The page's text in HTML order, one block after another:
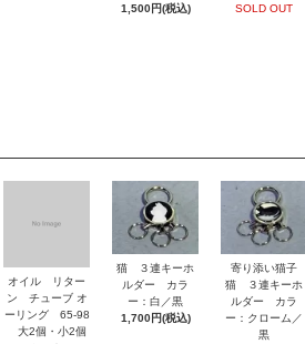
1,500円(税込)
SOLD OUT
オイル リター
ン チューブ オ
ーリング 65-98
大2個・小2個
猫 ３連キーホ
ルダー カラ
ー：白／黒
1,700円(税込)
寄り添い猫子
猫 ３連キーホ
ルダー カラ
ー：クローム／
黒